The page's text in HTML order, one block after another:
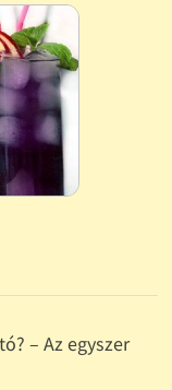
– Az egyszer